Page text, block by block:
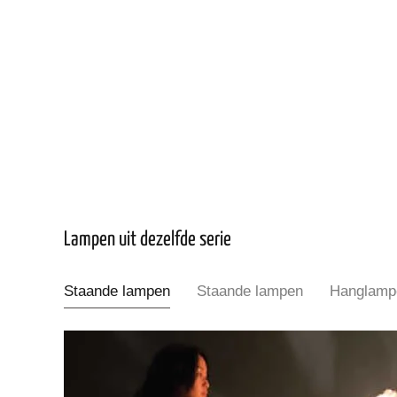
Lampen uit dezelfde serie
Staande lampen Staande lampen